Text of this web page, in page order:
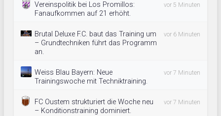
Vereinspolitik bei Los Promillos:
Fanaufkommen auf 21 erhöht.
vor 5 Minuten
Brutal Deluxe F.C. baut das Training um
– Grundtechniken führt das Programm
an.
vor 6 Minuten
Weiss Blau Bayern: Neue
Trainingswoche mit Techniktraining.
vor 7 Minuten
FC Oustem strukturiert die Woche neu
– Konditionstraining dominiert.
vor 7 Minuten